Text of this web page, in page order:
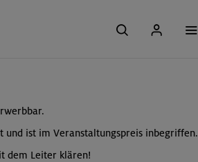
und ist im Veranstaltungspreis inbegriffen.
dem Leiter klären!